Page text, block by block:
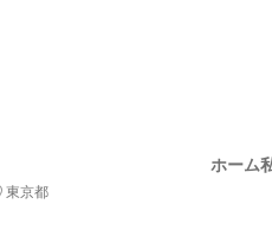
東京都
ホーム